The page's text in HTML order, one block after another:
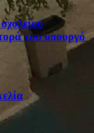
του υπουργό